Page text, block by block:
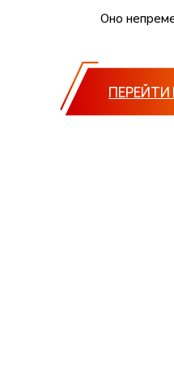
ПЕРЕЙТИ
Оно